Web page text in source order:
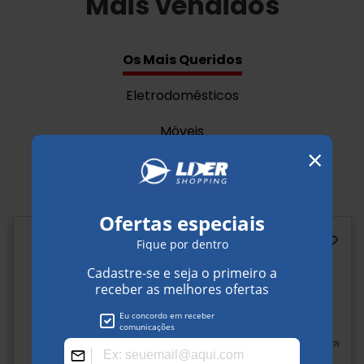
Os Mais Queridos
Eletrodomésticos
Móveis
Bicicletas